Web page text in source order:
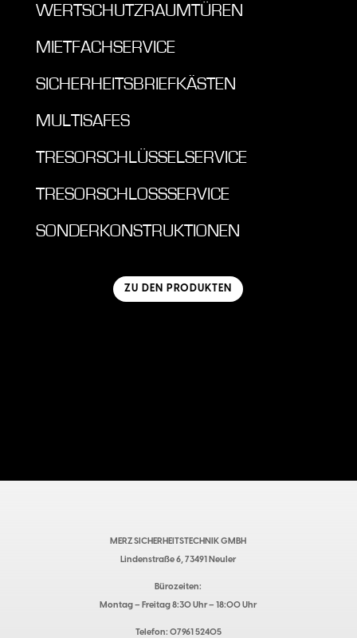
WERTSCHUTZRAUMTÜREN
MIETFACHSERVICE
SICHERHEITSBRIEFKÄSTEN
MULTISAFES
TRESORSCHLÜSSELSERVICE
TRESORSCHLOSSSERVICE
SONDERKONSTRUKTIONEN
ZU DEN PRODUKTEN
MERZ SICHERHEITSTECHNIK GMBH
Lindenstraße 6, 73491 Neuler
Bürozeiten:
Montag – Freitag 8:30 Uhr – 18:00 Uhr
Telefon: 07961 52405